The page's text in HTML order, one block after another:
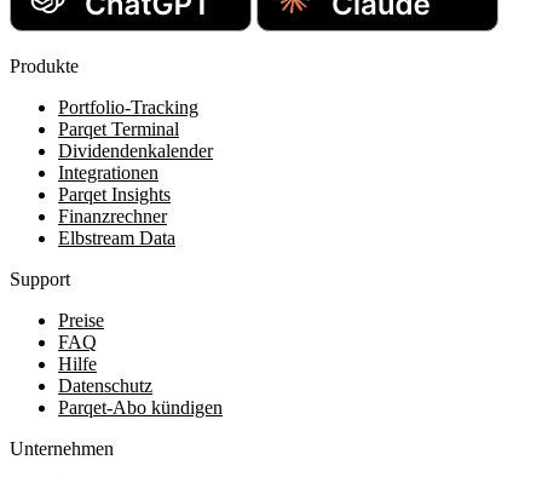
Produkte
Portfolio-Tracking
Parqet Terminal
Dividendenkalender
Integrationen
Parqet Insights
Finanzrechner
Elbstream Data
Support
Preise
FAQ
Hilfe
Datenschutz
Parqet-Abo kündigen
Unternehmen